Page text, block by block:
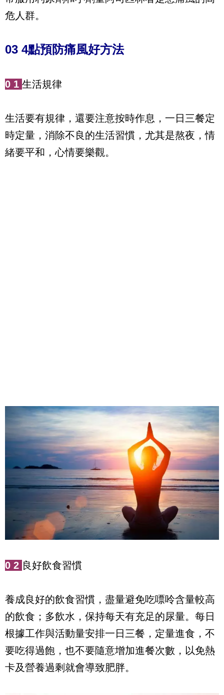
危人群。
03 4點預防痛風好方法
0 1 生活規律
生活要有規律，還要注意按時作息，一日三餐定
時定量，消除不良的生活習慣，尤其是熬夜，情
緒要平和，心情要樂觀。
0 2 良好飲食習慣
養成良好的飲食習慣，盡量避免吃嘌呤含量較高
的飲食；多飲水，保持每天有充足的尿量。每日
根據工作與活動量安排一日三餐，定量進食，不
要吃得過飽，也不要隨意增加進餐次數，以免熱
卡及營養過剩就會導致肥胖。